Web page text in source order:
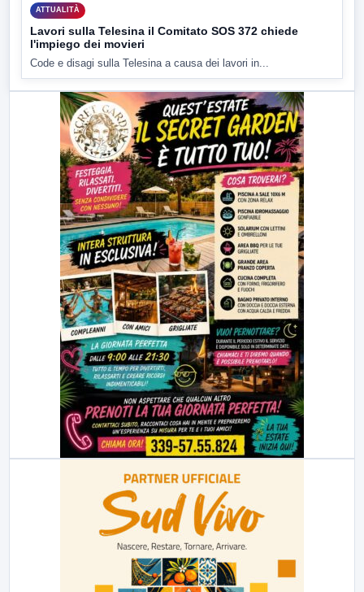
ATTUALITÀ
Lavori sulla Telesina il Comitato SOS 372 chiede
l'impiego dei movieri
Code e disagi sulla Telesina a causa dei lavori in...